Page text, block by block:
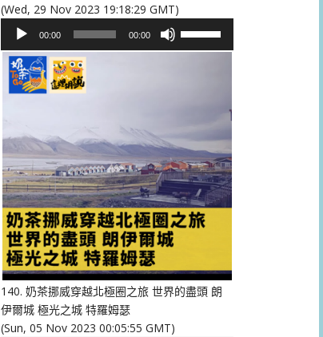
(Wed, 29 Nov 2023 19:18:29 GMT)
播
放
00:00 00:00
以
提
高
或
降
量。
140. 奶茶挪威穿越北極圈之旅 世界的盡頭 朗
伊爾城 極光之城 特羅姆瑟
(Sun, 05 Nov 2023 00:05:55 GMT)